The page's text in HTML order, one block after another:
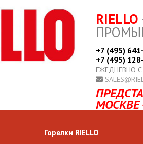
RIELLO
+7 (495)
+7 (495)
ЕЖЕДНЕВНО
МОСКВЕ
Горелки RIELLO